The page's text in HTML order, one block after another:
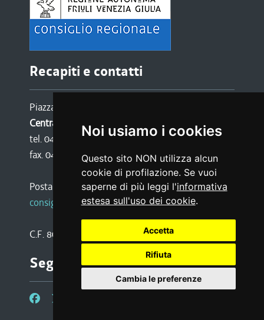
Noi usiamo i cookies
Questo sito NON utilizza alcun
cookie di profilazione. Se vuoi
saperne di più leggi l'informativa
estesa sull'uso dei cookie.
Accetta
Rifiuta
Cambia le preferenze
Recapiti e contatti
Piazza Oberdan 6, 34133 TRIESTE
Centralino:
tel. 040 3771111
fax. 040 3773190
Posta certificata:
consiglio@certregione.fvg.it
C.F. 80016340327
Seguici su